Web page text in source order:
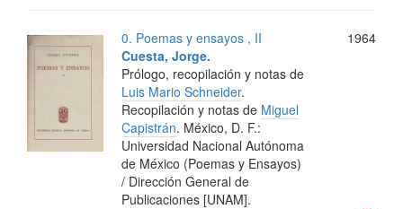
0. Poemas y ensayos , II
1964
Cuesta, Jorge.
Prólogo, recopilación y notas de
Luis Mario Schneider.
Recopilación y notas de Miguel
Capistrán. México, D. F.:
Universidad Nacional Autónoma
de México (Poemas y Ensayos)
/ Dirección General de
Publicaciones [UNAM].